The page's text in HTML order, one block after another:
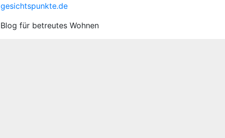
gesichtspunkte.de
Blog für betreutes Wohnen